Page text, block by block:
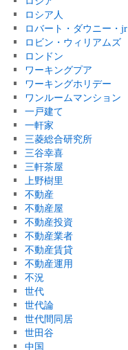
ロシア人
ロバート・ダウニー・jr
ロビン・ウィリアムズ
ロンドン
ワーキングプア
ワーキングホリデー
ワンルームマンション
一戸建て
一軒家
三菱総合研究所
三谷幸喜
三軒茶屋
上野樹里
不動産
不動産屋
不動産投資
不動産業者
不動産賃貸
不動産運用
不況
世代
世代論
世代間同居
世田谷
中国